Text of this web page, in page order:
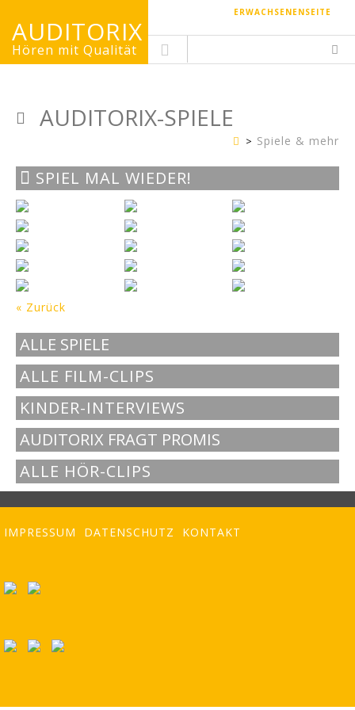
ERWACHSENENSEITE
AUDITORIX
Hören mit Qualität
AUDITORIX-SPIELE
KinderseiteSpiele & mehr
SPIEL MAL WIEDER!
« Zurück
ALLE SPIELE
ALLE FILM-CLIPS
KINDER-INTERVIEWS
AUDITORIX FRAGT PROMIS
ALLE HÖR-CLIPS
IMPRESSUM DATENSCHUTZ KONTAKT